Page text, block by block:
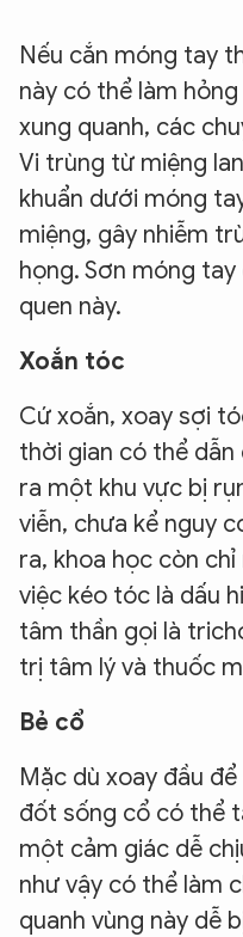
Nếu cắn móng tay
này có thể làm
xung quanh, các
Vi trùng từ miệng
khuẩn dưới móng
miệng, gây nhiễm
họng. Sơn móng
quen này.
Xoắn tóc
Cứ xoắn, xoay sợi
thời gian có thể
ra một khu vực bị
viễn, chưa kể nguy
ra, khoa học còn
việc kéo tóc là dấu
tâm thần gọi là
trị tâm lý và thuốc
Bẻ cổ
Mặc dù xoay đầu
đốt sống cổ có thể
một cảm giác dễ
như vậy có thể làm
quanh vùng này dễ